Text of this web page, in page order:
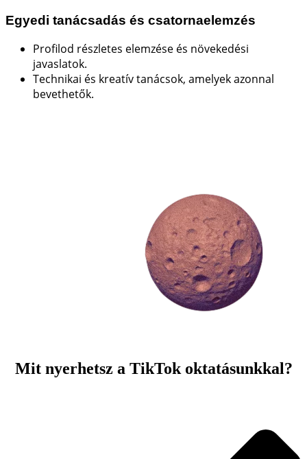
Egyedi tanácsadás és csatornaelemzés
Profilod részletes elemzése és növekedési
javaslatok.
Technikai és kreatív tanácsok, amelyek azonnal
bevethetők.
Mit nyerhetsz a TikTok oktatásunkkal?